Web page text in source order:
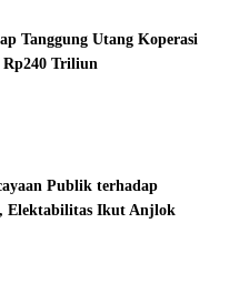
Tanggung Utang Koperasi
Rp240 Triliun
Publik terhadap
Elektabilitas Ikut Anjlok